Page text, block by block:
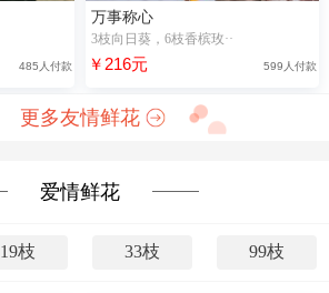
485人付款
万事称心
3枝向日葵，6枝香槟玫··
￥216元 599人付款
更多友情鲜花
爱情鲜花
19枝 33枝 99枝